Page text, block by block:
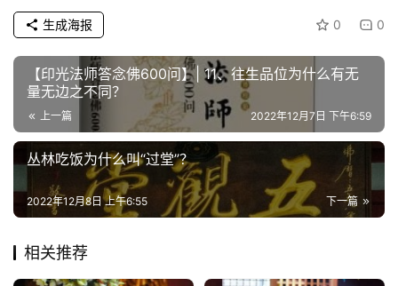
物
院
巡
礼
频
纪
录
登录
0 0
生成海报
【印光法师答念佛600问】| 11、往生品位为什么有无
量无边之不同？
上一篇 2022年12月7日 下午6:59
丛林吃饭为什么叫“过堂”？
下一篇
2022年12月8日 上午6:55
相关推荐